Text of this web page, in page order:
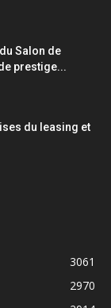
Salon de
prestige...
du leasing et
3061
2970